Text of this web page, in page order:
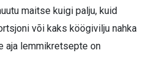
maitse kuigi palju, kuid
või kaks köögivilju nahka
aja lemmikretsepte on